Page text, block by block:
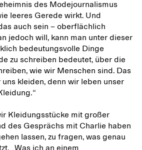
des Modejournalismus
leeres Gerede wirkt. Und
auch sein – oberflächlich
jedoch will, kann man unter dieser
bedeutungsvolle Dinge
zu schreiben bedeutet, über die
wie wir Menschen sind. Das
kleiden, denn wir leben unser
Kleidungsstücke mit großer
des Gesprächs mit Charlie haben
lassen, zu fragen, was genau
„Was ich an einem